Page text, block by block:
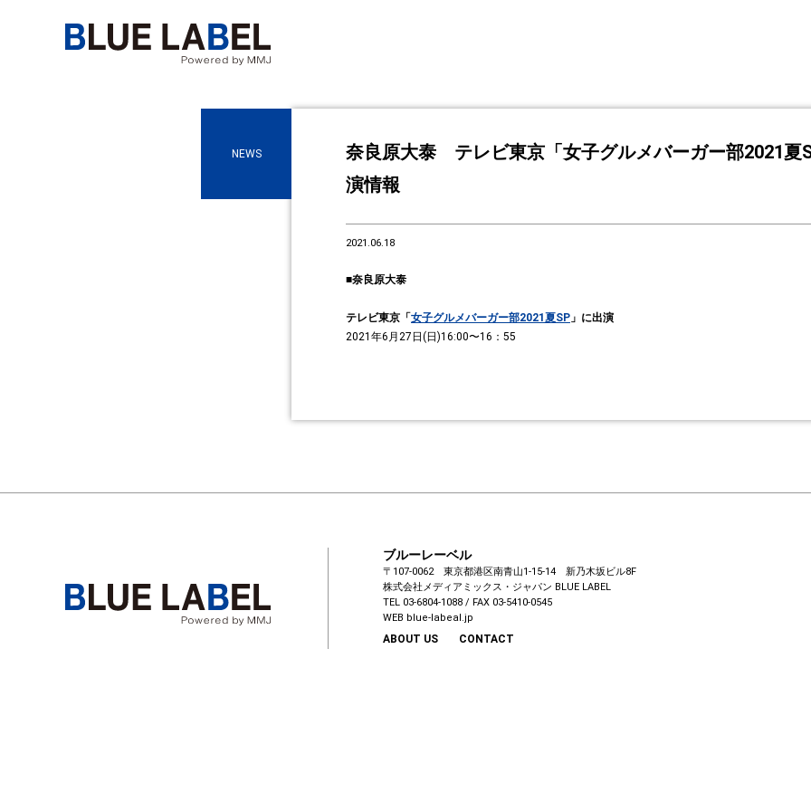
奈良原大泰 テレビ東京「女子グルメバーガー部2021夏
演情報
2021.06.18
■奈良原大泰
テレビ東京「 女子グルメバーガー部2021夏SP 」に出演
2021年6月27日(日)16:00〜16：55
NEWS
ブルーレーベル
〒107-0062 東京都港区南青山1-15-14 新乃木坂ビル8F
株式会社メディアミックス・ジャパン BLUE LABEL
TEL 03-6804-1088 / FAX 03-5410-0545
WEB blue-labeal.jp
ABOUT US CONTACT